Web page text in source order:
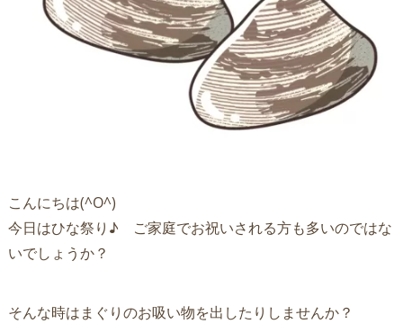
こんにちは(^O^)
今日はひな祭り♪ ご家庭でお祝いされる方も多いのではな
いでしょうか？
そんな時はまぐりのお吸い物を出したりしませんか？